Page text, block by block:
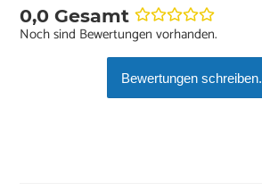
0,0 Gesamt
Noch sind Bewertungen vorhanden.
Bewertungen schreiben.